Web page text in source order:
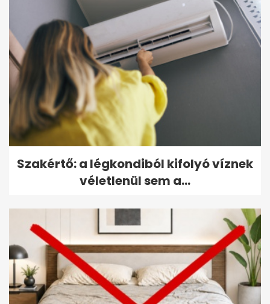
Szakértő: a légkondiból kifolyó víznek
véletlenül sem a...